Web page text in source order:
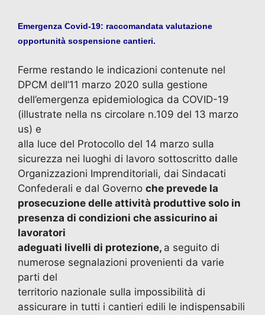
Emergenza Covid-19: raccomandata valutazione
opportunità sospensione cantieri.
Ferme restando le indicazioni contenute nel
DPCM dell’11 marzo 2020 sulla gestione
dell’emergenza epidemiologica da COVID-19
(illustrate nella ns circolare n.109 del 13 marzo
us) e
alla luce del Protocollo del 14 marzo sulla
sicurezza nei luoghi di lavoro sottoscritto dalle
Organizzazioni Imprenditoriali, dai Sindacati
Confederali e dal Governo che prevede la
prosecuzione delle attività produttive solo in
presenza di condizioni che assicurino ai
lavoratori
adeguati livelli di protezione, a seguito di
numerose segnalazioni provenienti da varie
parti del
territorio nazionale sulla impossibilità di
assicurare in tutti i cantieri edili le indispensabili